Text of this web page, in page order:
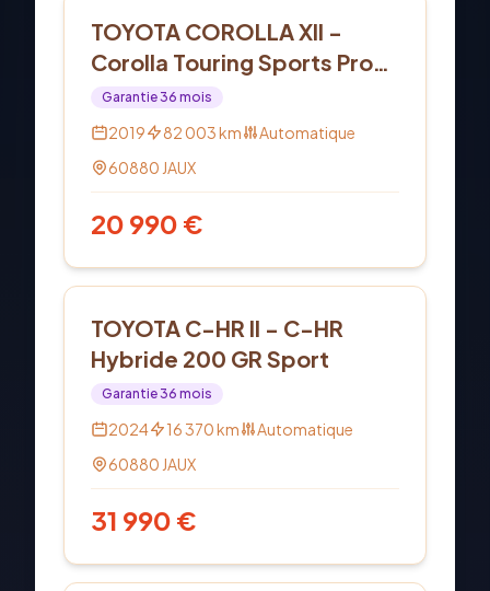
TOYOTA COROLLA XII -
Corolla Touring Sports Pro
Hybride 122h Dynamic
Business
Garantie36 mois
2019 82 003km
Automatique
60880 JAUX
20 990 €
TOYOTA C-HR II - C-HR
Hybride 200 GR Sport
Garantie36 mois
2024 16 370km
Automatique
60880 JAUX
31 990 €